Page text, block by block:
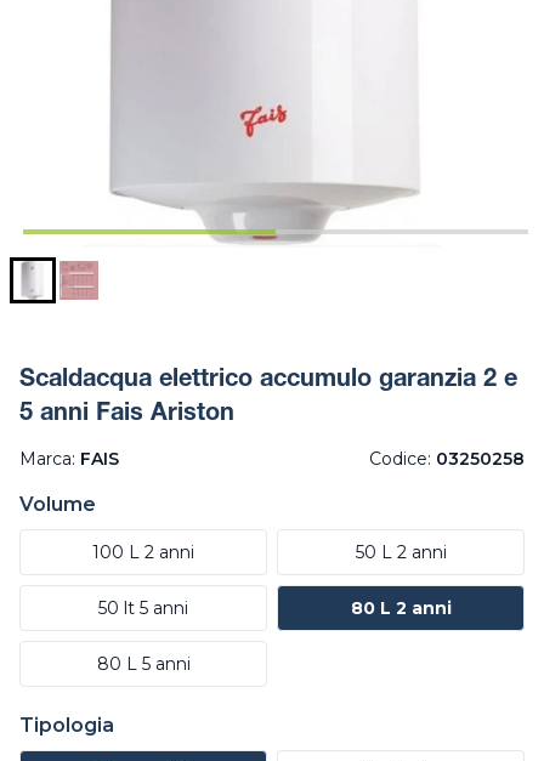
Scaldacqua elettrico accumulo garanzia 2 e
5 anni Fais Ariston
Marca: FAIS Codice: 03250258
Volume
100 L 2 anni 50 L 2 anni
50 lt 5 anni 80 L 2 anni
80 L 5 anni
Tipologia